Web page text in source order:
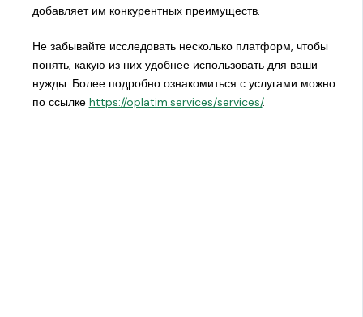
добавляет им конкурентных преимуществ.
Не забывайте исследовать несколько платформ, чтобы
понять, какую из них удобнее использовать для ваши
нужды. Более подробно ознакомиться с услугами можно
по ссылке https://oplatim.services/services/.